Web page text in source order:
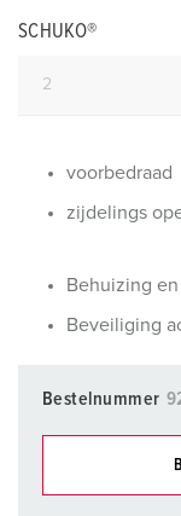
SCHUKO®
voorbedraad
zijdelings
Behuizing
Beveiliging
Bestelnummer